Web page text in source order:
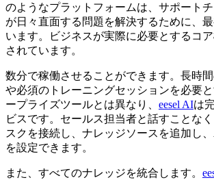
のようなプラットフォームは、サポート
が日々直面する問題を解決するために、
います。ビジネスが実際に必要とするコ
されています。
数分で稼働させることができます。長時
や必須のトレーニングセッションを必要
ープライズツールとは異なり、 eesel AIは
ビスです。セールス担当者と話すことな
スクを接続し、ナレッジソースを追加し
を設定できます。
また、すべてのナレッジを統合します。